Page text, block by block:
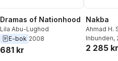
Dramas of Nationhood
Lila Abu-Lughod
E-bok 2008
681 kr
Nakba
Ahmad H.
Lughod
Inbunden,
2 285 kr